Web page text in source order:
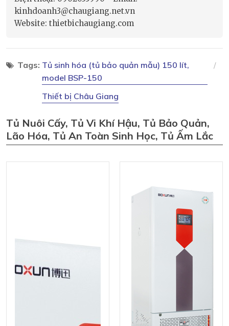
kinhdoanh3@chaugiang.net.vn
Website: thietbichaugiang.com
Tags: Tủ sinh hóa (tủ bảo quản mẫu) 150 lít,
model BSP-150
Thiết bị Châu Giang
Tủ Nuôi Cấy, Tủ Vi Khí Hậu, Tủ Bảo Quản,
Lão Hóa, Tủ An Toàn Sinh Học, Tủ Ấm Lắc